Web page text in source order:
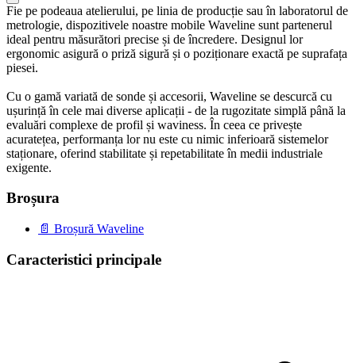
Fie pe podeaua atelierului, pe linia de producție sau în laboratorul de
metrologie, dispozitivele noastre mobile Waveline sunt partenerul
ideal pentru măsurători precise și de încredere. Designul lor
ergonomic asigură o priză sigură și o poziționare exactă pe suprafața
piesei.
Cu o gamă variată de sonde și accesorii, Waveline se descurcă cu
ușurință în cele mai diverse aplicații - de la rugozitate simplă până la
evaluări complexe de profil și waviness. În ceea ce privește
acuratețea, performanța lor nu este cu nimic inferioară sistemelor
staționare, oferind stabilitate și repetabilitate în medii industriale
exigente.
Broșura
📄 Broșură Waveline
Caracteristici principale